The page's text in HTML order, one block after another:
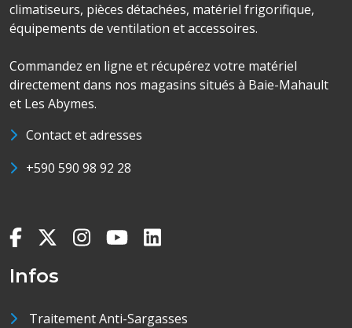
climatiseurs, pièces détachées, matériel frigorifique,
équipements de ventilation et accessoires.
Commandez en ligne et récupérez votre matériel
directement dans nos magasins situés à Baie-Mahault
et Les Abymes.
Contact et adresses
+590 590 98 92 28
Infos
Traitement Anti-Sargasses